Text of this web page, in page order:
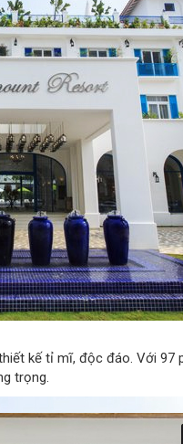
kế tỉ mĩ, độc đáo. Với 97
trọng.